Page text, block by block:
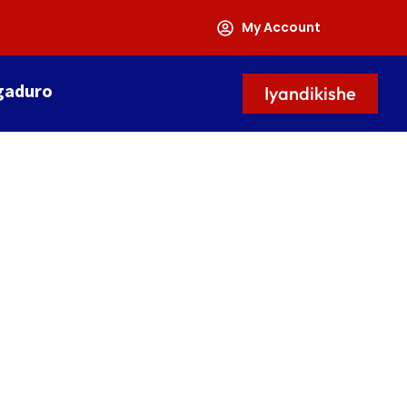
My Account
Iyandikishe